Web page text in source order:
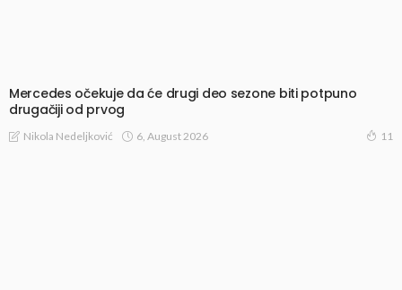
Mercedes očekuje da će drugi deo sezone biti potpuno
drugačiji od prvog
Nikola Nedeljković 6, August 2026 11